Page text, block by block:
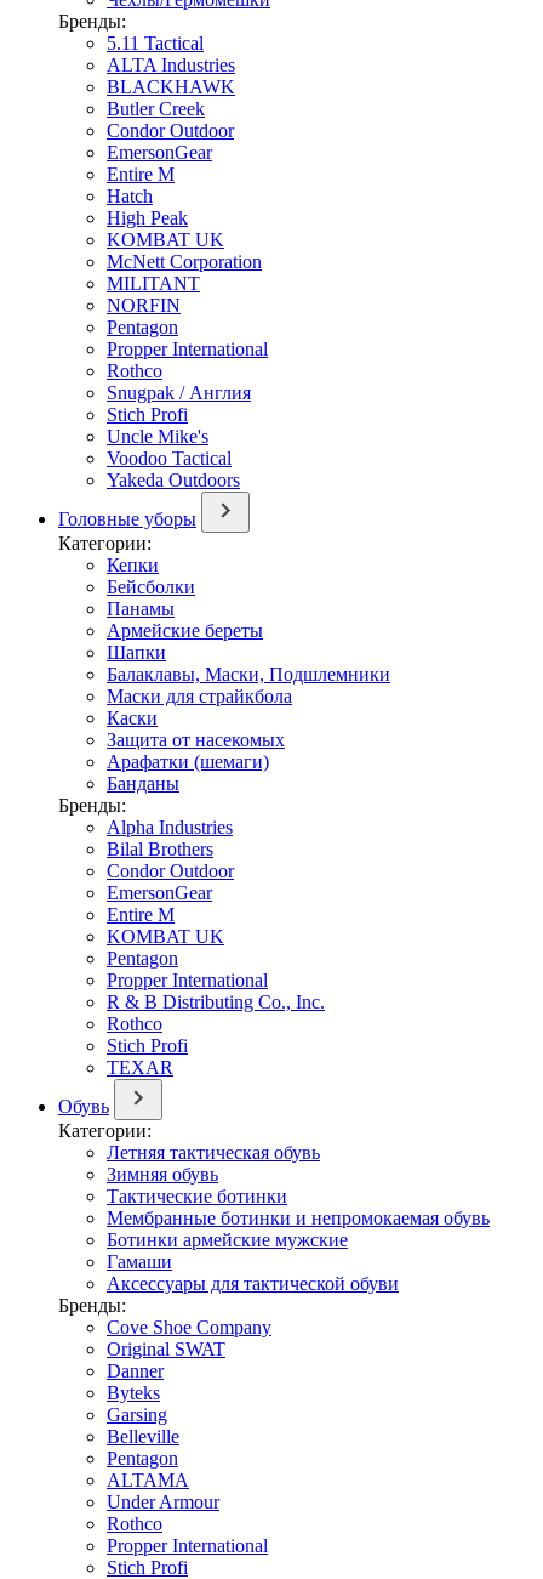
Бренды:
5.11 Tactical
ALTA Industries
BLACKHAWK
Butler Creek
Condor Outdoor
EmersonGear
Entire M
Hatch
High Peak
KOMBAT UK
McNett Corporation
MILITANT
NORFIN
Pentagon
Propper International
Rothco
Snugpak / Англия
Stich Profi
Uncle Mike's
Voodoo Tactical
Yakeda Outdoors
Головные уборы
Категории:
Кепки
Бейсболки
Панамы
Армейские береты
Шапки
Балаклавы, Маски, Подшлемники
Маски для страйкбола
Каски
Защита от насекомых
Арафатки (шемаги)
Банданы
Бренды:
Alpha Industries
Bilal Brothers
Condor Outdoor
EmersonGear
Entire M
KOMBAT UK
Pentagon
Propper International
R & B Distributing Co., Inc.
Rothco
Stich Profi
TEXAR
Обувь
Категории:
Летняя тактическая обувь
Зимняя обувь
Тактические ботинки
Мембранные ботинки и непромокаемая обувь
Ботинки армейские мужские
Гамаши
Аксессуары для тактической обуви
Бренды:
Cove Shoe Company
Original SWAT
Danner
Byteks
Garsing
Belleville
Pentagon
ALTAMA
Under Armour
Rothco
Propper International
Stich Profi